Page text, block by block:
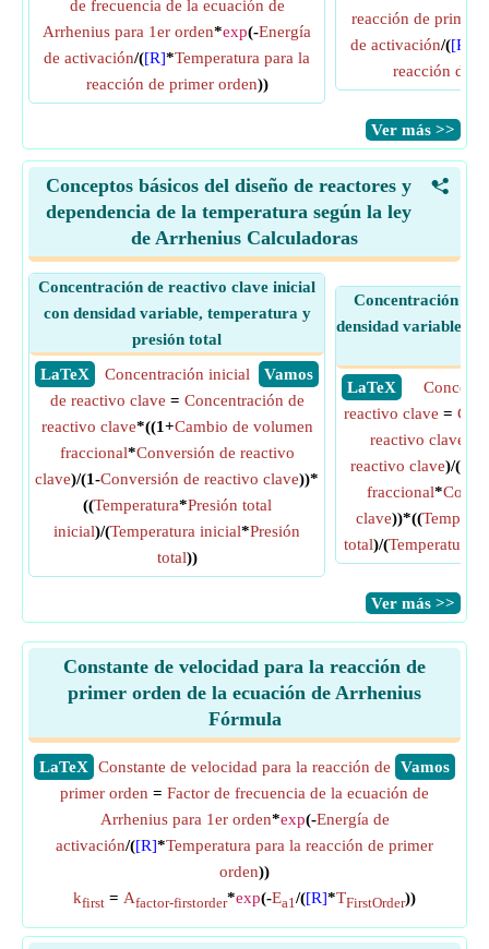
de frecuencia de la ecuación de
Arrhenius para 1er orden*exp(-Energía
de activación/([R]*Temperatura para la
reacción de primer orden))
reacción de primer
de activación/([R]
reacción de
​Ver más >>
<
Conceptos básicos del diseño de reactores y
dependencia de la temperatura según la ley
de Arrhenius Calculadoras
Concentración de reactivo clave inicial
con densidad variable, temperatura y
presión total
​ LaTeX
​ Vamos
Concentración inicial
de reactivo clave = Concentración de
reactivo clave*((1+Cambio de volumen
fraccional*Conversión de reactivo
clave)/(1-Conversión de reactivo clave))*
((Temperatura*Presión total
inicial)/(Temperatura inicial*Presión
total))
Concentración de
densidad variable,
​ LaTeX
reactivo clave =
reactivo clave
reactivo clave)/(1+
fraccional*
clave))*((
total)/(Temperatura
​Ver más >>
Constante de velocidad para la reacción de
primer orden de la ecuación de Arrhenius
Fórmula
​LaTeX ​Vamos
Constante de velocidad para la reacción de
primer orden = Factor de frecuencia de la ecuación de
Arrhenius para 1er orden*exp(-Energía de
activación/([R]*Temperatura para la reacción de primer
orden))
kfirst = Afactor-firstorder*exp(-Ea1/([R]*TFirstOrder))